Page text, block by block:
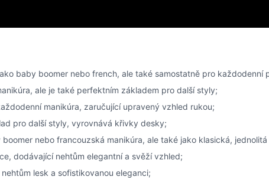
baby boomer nebo french, ale také samostatně pro každodenní
ale je také perfektním základem pro další styly;
manikúra, zaručující upravený vzhled rukou;
pro další styly, vyrovnává křivky desky;
nebo francouzská manikúra, ale také jako klasická, jednolitá
dodávající nehtům elegantní a svěží vzhled;
lesk a sofistikovanou eleganci;